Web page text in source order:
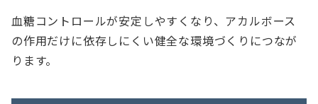
血糖コントロールが安定しやすくなり、アカルボース
の作用だけに依存しにくい健全な環境づくりにつなが
ります。